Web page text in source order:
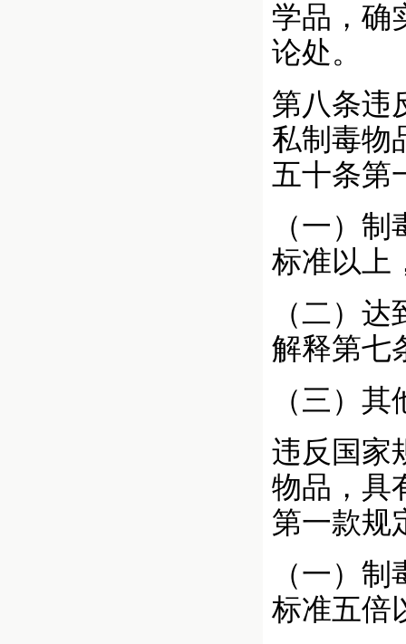
学品，确
论处。
第八条违
私制毒物
五十条第
（一）
标准以上
（二）
解释第七
（三）
违反国家
物品，具
第一款规
（一）
标准五倍